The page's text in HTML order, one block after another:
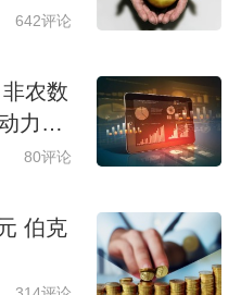
642评论
农数
力骤
80评论
伯克